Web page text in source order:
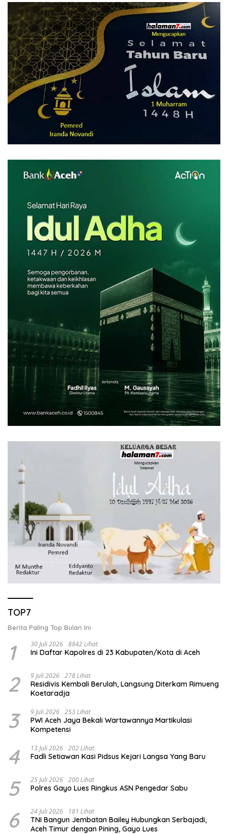
TOP7
Berita Paling Top Bulan Ini
1 30 Juli 2026 8842 Lihat
Ini Daftar Kapolres di 23 Kabupaten/Kota di Aceh
2 9 Juli 2026 278 Lihat
Residivis Kembali Berulah, Langsung Diterkam Rimueng
Koetaradja
3 9 Juli 2026 253 Lihat
PWI Aceh Jaya Bekali Wartawannya Martikulasi
Kompetensi
4 13 Juli 2026 202 Lihat
Fadli Setiawan Kasi Pidsus Kejari Langsa Yang Baru
5 25 Juli 2026 200 Lihat
Polres Gayo Lues Ringkus ASN Pengedar Sabu
6 24 Juli 2026 181 Lihat
TNI Bangun Jembatan Bailey Hubungkan Serbajadi,
Aceh Timur dengan Pining, Gayo Lues